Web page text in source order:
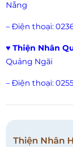
Nẵng
– Điện thoại:
♥ Thiện Nhân
Quảng Ngãi
– Điện thoại:
Thiện Nhân